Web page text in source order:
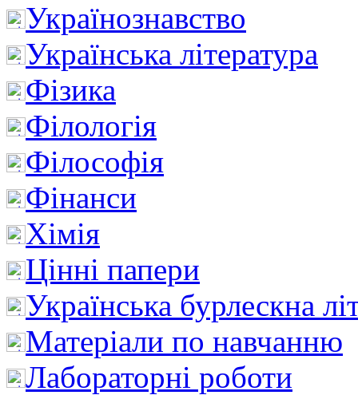
Українознавство
Українська література
Фізика
Філологія
Філософія
Фінанси
Хімія
Цінні папери
Українська бурлескна
Матеріали по навчанню
Лабораторні роботи